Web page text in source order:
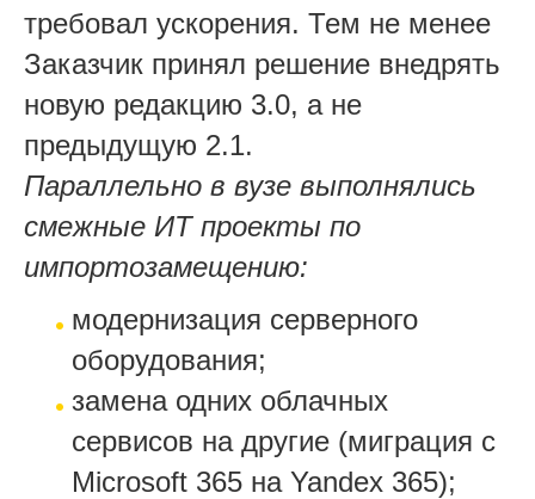
требовал ускорения. Тем не менее
Заказчик принял решение внедрять
новую редакцию 3.0, а не
предыдущую 2.1.
Параллельно в вузе выполнялись
смежные ИТ проекты по
импортозамещению:
модернизация серверного
оборудования;
замена одних облачных
сервисов на другие (миграция с
Microsoft 365 на Yandex 365);